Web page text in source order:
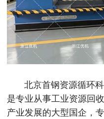
北京首钢资源循环科
是专业从事工业资源回
产业发展的大型国企，